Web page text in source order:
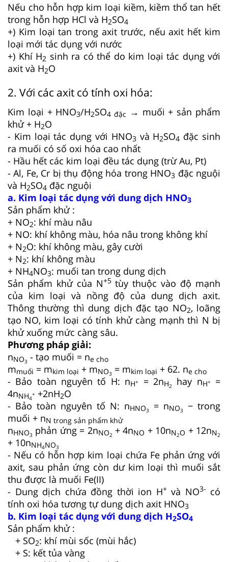
Nếu cho hỗn hợp kim loại kiềm, kiềm thổ tan hết
trong hỗn hợp HCl và H2SO4
+) Kim loại tan trong axit trước, nếu axit hết kim
loại mới tác dụng với nước
+) Khí H2 sinh ra có thể do kim loại tác dụng với
axit và H2O
2. Với các axit có tính oxi hóa:
Kim loại + HNO3/H2SO4 đặc
→ muối + sản phẩm
khử + H2O
- Kim loại tác dụng với HNO3 và H2SO4 đặc sinh
ra muối có số oxi hóa cao nhất
- Hầu hết các kim loại đều tác dụng (trừ Au, Pt)
- Al, Fe, Cr bị thụ động hóa trong HNO3 đặc nguội
và H2SO4 đặc nguội
a. Kim loại tác dụng với dung dịch HNO3
Sản phẩm khử :
+ NO2: khí màu nâu
+ NO: khí không màu, hóa nâu trong không khí
+ N2O: khí không màu, gây cười
+ N2: khí không màu
+ NH4NO3: muối tan trong dung dịch
Sản phẩm khử của N+5tùy thuộc vào độ mạnh
của kim loại và nồng độ của dung dịch axit.
Thông thường thì dung dịch đặc tạo NO2, loãng
tạo NO, kim loại có tính khử càng mạnh thì N bị
khử xuống mức càng sâu.
Phương pháp giải:
nNO3 - tạo muối = ne cho
mmuối = mkim loại + mNO3 = mkim loại + 62. ne cho
- Bảo toàn nguyên tố H: nH+ = 2nH2 hay nH+=
4nNH4
+ +2nH2O
- Bảo toàn nguyên tố N: nHNO3 = nNO3
− trong
muối + nN trong sản phẩm khử
nHNO3 phản ứng = 2nNO2 + 4nNO + 10nN2O + 12nN2
+ 10nNH4NO3
- Nếu có hỗn hợp kim loại chứa Fe phản ứng với
axit, sau phản ứng còn dư kim loại thì muối sắt
thu được là muối Fe(II)
- Dung dịch chứa đồng thời ion H+và NO3- có
tính oxi hóa tương tự dung dịch axit HNO3
b. Kim loại tác dụng với dung dịch H2SO4
Sản phẩm khử :
+ SO2: khí mùi sốc (mùi hắc)
+ S: kết tủa vàng